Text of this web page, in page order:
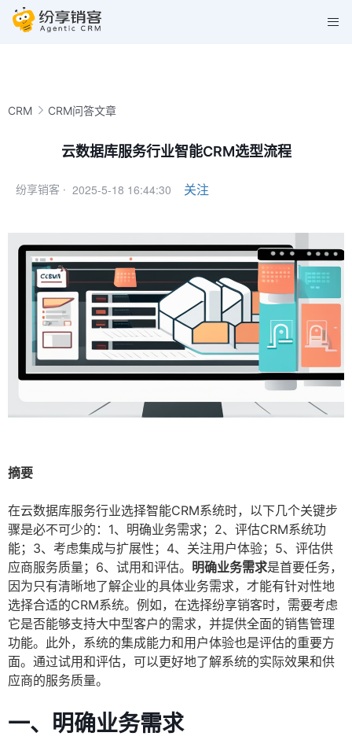
CRM CRM问答文章
云数据库服务行业智能CRM选型流程
纷享销客 · 2025-5-18 16:44:30 关注
摘要
在云数据库服务行业选择智能CRM系统时，以下几个关键步
骤是必不可少的：1、明确业务需求；2、评估CRM系统功
能；3、考虑集成与扩展性；4、关注用户体验；5、评估供
应商服务质量；6、试用和评估。 明确业务需求是首要任务，
因为只有清晰地了解企业的具体业务需求，才能有针对性地
选择合适的CRM系统。例如，在选择纷享销客时，需要考虑
它是否能够支持大中型客户的需求，并提供全面的销售管理
功能。此外，系统的集成能力和用户体验也是评估的重要方
面。通过试用和评估，可以更好地了解系统的实际效果和供
应商的服务质量。
一、明确业务需求